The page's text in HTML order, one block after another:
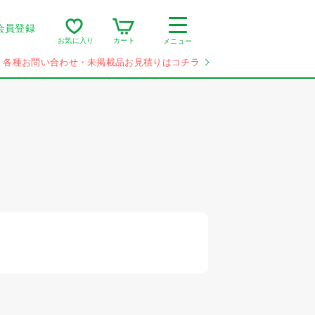
員登録
お気に入り カート メニュー
各種お問い合わせ・未掲載品お見積りはコチラ